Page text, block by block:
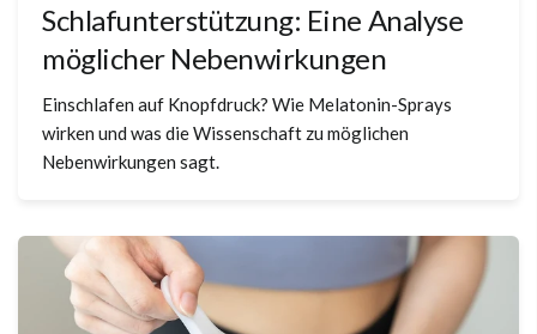
Schlafunterstützung: Eine Analyse
möglicher Nebenwirkungen
Einschlafen auf Knopfdruck? Wie Melatonin-Sprays
wirken und was die Wissenschaft zu möglichen
Nebenwirkungen sagt.